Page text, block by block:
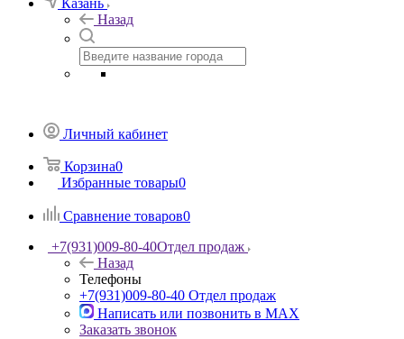
Казань
Назад
Личный кабинет
Корзина0
Избранные товары0
Сравнение товаров0
+7(931)009-80-40Отдел продаж
Назад
Телефоны
+7(931)009-80-40 Отдел продаж
Написать или позвонить в МАХ
Заказать звонок